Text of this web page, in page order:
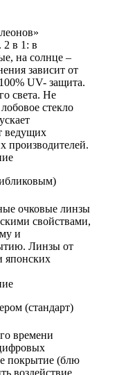
2 в 1: в
на солнце –
зависит от
UV- защита.
света. Не
стекло
ведущих
производителей.
очковые линзы
свойствами,
и
Линзы от
японских
(стандарт)
времени
покрытие (блю
воздействие